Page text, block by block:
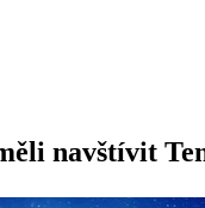
navštívit